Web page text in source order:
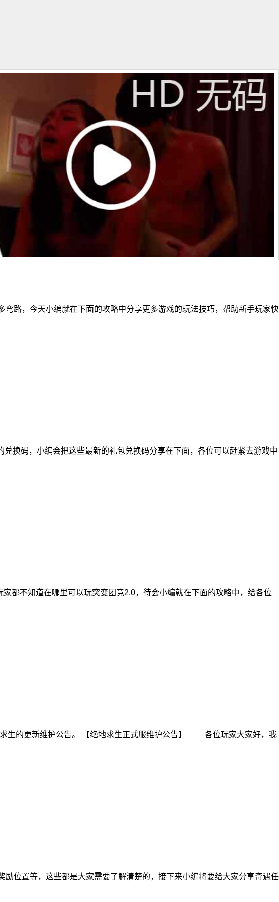
路，今天小编就在下面的攻略中分享更多游戏的玩法技巧，帮助新手玩家快
码，小编会把这些最新的礼包兑换码分享在下面，各位可以赶紧去游戏中
不知道在哪里可以玩突变团竞2.0，待会小编就在下面的攻略中，给各位
生的更新维护公告。 【绝地求生正式服维护公告】 各位玩家大家好，我
位置等，这些都是大家需要了解清楚的，接下来小编将要给大家分享奇遇任